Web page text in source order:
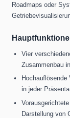
Roadmaps oder
Vier
Zusammenbau
in jeder
Darstellung von